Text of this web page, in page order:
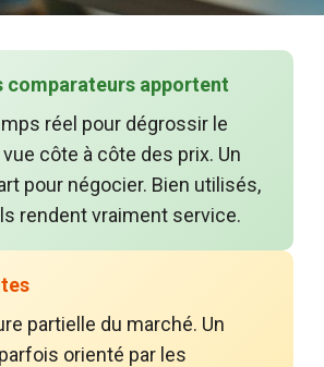
comparateurs apportent
réel pour dégrossir le
côte à côte des prix. Un
pour négocier. Bien utilisés,
rendent vraiment service.
partielle du marché. Un
orienté par les